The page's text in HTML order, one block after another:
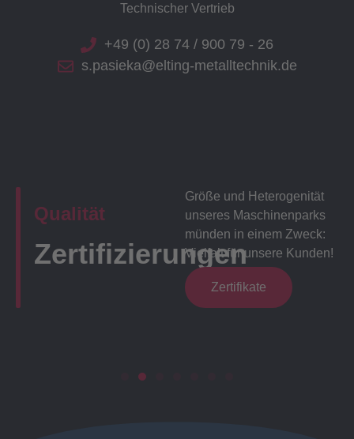
Technischer Vertrieb
+49 (0) 28 74 / 900 79 - 26
s.pasieka@elting-metalltechnik.de
Qualität
Zertifizierungen
Größe und Heterogenität
unseres Maschinenparks
münden in einem Zweck:
Vielfalt für unsere Kunden!
Zertifikate